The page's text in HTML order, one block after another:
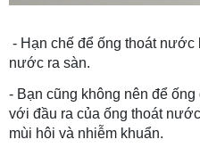
nước ra sàn.
- Bạn cũng không nên để
với đầu ra của ống thoát
mùi hôi và nhiễm khuẩn.